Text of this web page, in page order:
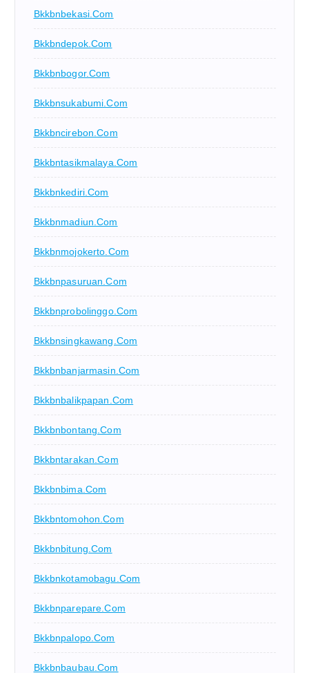
Bkkbnbekasi.com
Bkkbndepok.com
Bkkbnbogor.com
Bkkbnsukabumi.com
Bkkbncirebon.com
Bkkbntasikmalaya.com
Bkkbnkediri.com
Bkkbnmadiun.com
Bkkbnmojokerto.com
Bkkbnpasuruan.com
Bkkbnprobolinggo.com
Bkkbnsingkawang.com
Bkkbnbanjarmasin.com
Bkkbnbalikpapan.com
Bkkbnbontang.com
Bkkbntarakan.com
Bkkbnbima.com
Bkkbntomohon.com
Bkkbnbitung.com
Bkkbnkotamobagu.com
Bkkbnparepare.com
Bkkbnpalopo.com
Bkkbnbaubau.com